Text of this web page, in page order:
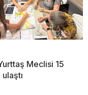
Meclisi 15